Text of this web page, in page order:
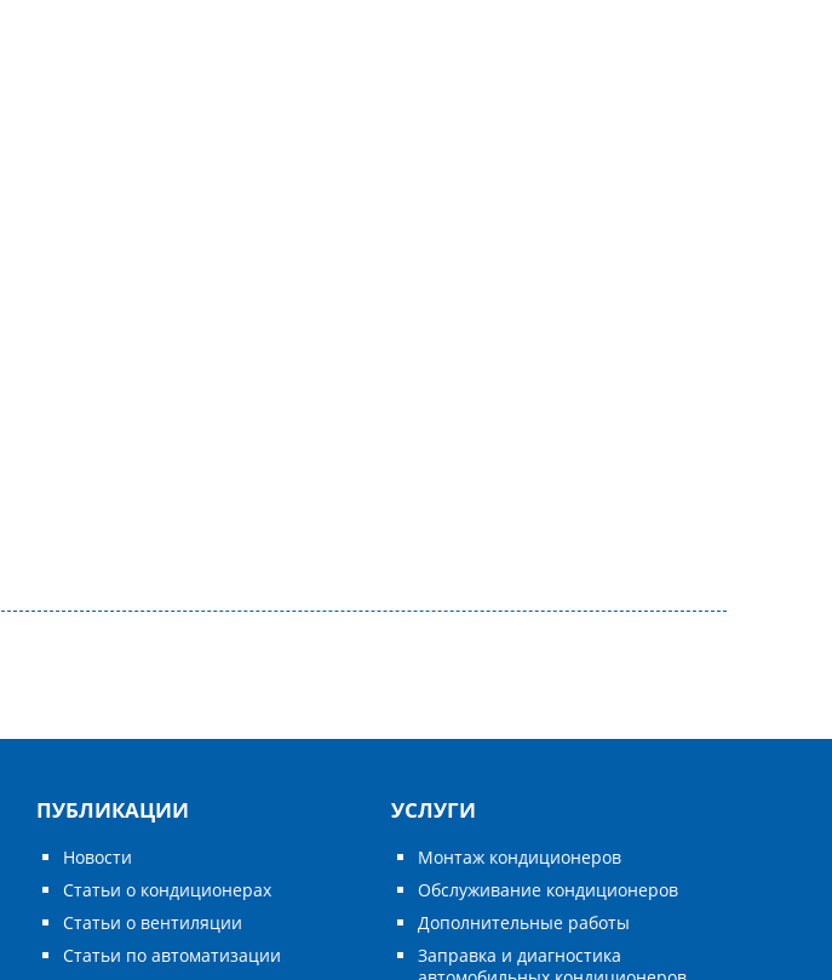
ПУБЛИКАЦИИ
Новости
Статьи о кондиционерах
Статьи о вентиляции
Статьи по автоматизации
УСЛУГИ
Монтаж кондиционеров
Обслуживание кондиционеров
Дополнительные работы
Заправка и диагностика